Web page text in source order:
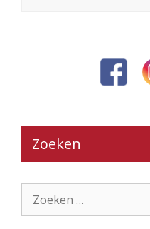
Zoeken
naar: